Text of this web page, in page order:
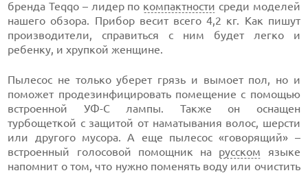
бренда Teqqo – лидер по компактности среди моделей
нашего обзора. Прибор весит всего 4,2 кг. Как пишут
производители, справиться с ним будет легко и
ребенку, и хрупкой женщине.
Пылесос не только уберет грязь и вымоет пол, но и
поможет продезинфицировать помещение с помощью
встроенной УФ-С лампы. Также он оснащен
турбощеткой с защитой от наматывания волос, шерсти
или другого мусора. А еще пылесос «говорящий» –
встроенный голосовой помощник на русском языке
напомнит о том, что нужно поменять воду или очистить